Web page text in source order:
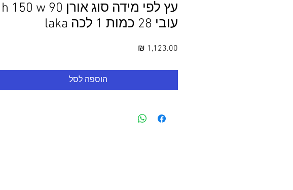
עץ לפי מידה סוג אורן h 150 w 90
עובי 28 כמות 1 לכה laka
הוספה לסל